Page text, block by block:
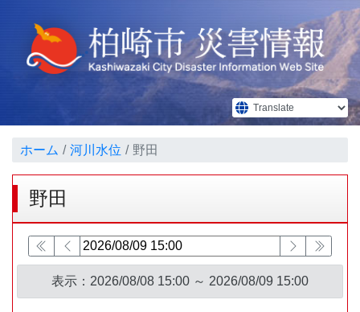
ホーム 河川水位 野田
野田
表示： 2026/08/08 15:00 ～ 2026/08/09 15:00